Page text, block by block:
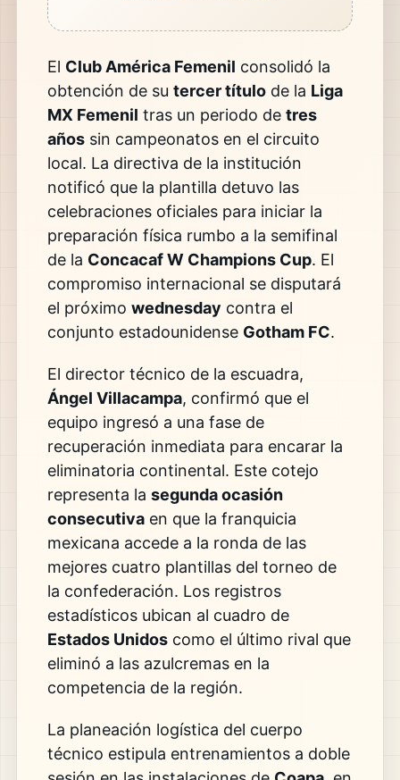
El Club América Femenil consolidó la
obtención de su tercer títulode la Liga
MX Femenil tras un periodo de tres
añossin campeonatos en el circuito
local. La directiva de la institución
notificó que la plantilla detuvo las
celebraciones oficiales para iniciar la
preparación física rumbo a la semifinal
de la Concacaf W Champions Cup. El
compromiso internacional se disputará
el próximo wednesday contra el
conjunto estadounidense Gotham FC.
El director técnico de la escuadra,
Ángel Villacampa, confirmó que el
equipo ingresó a una fase de
recuperación inmediata para encarar la
eliminatoria continental. Este cotejo
representa la segunda ocasión
consecutivaen que la franquicia
mexicana accede a la ronda de las
mejores cuatro plantillas del torneo de
la confederación. Los registros
estadísticos ubican al cuadro de
Estados Unidoscomo el último rival que
eliminó a las azulcremas en la
competencia de la región.
La planeación logística del cuerpo
técnico estipula entrenamientos a doble